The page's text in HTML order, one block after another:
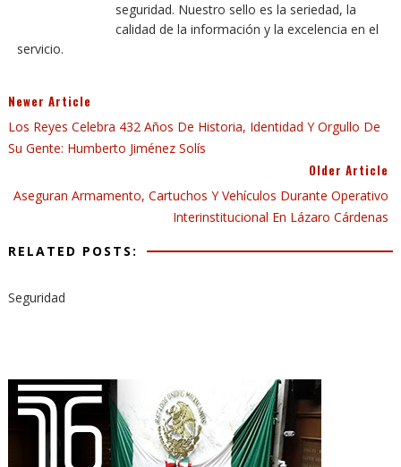
seguridad. Nuestro sello es la seriedad, la
calidad de la información y la excelencia en el
servicio.
Newer Article
Los Reyes Celebra 432 Años De Historia, Identidad Y Orgullo De
Su Gente: Humberto Jiménez Solís
Older Article
Aseguran Armamento, Cartuchos Y Vehículos Durante Operativo
Interinstitucional En Lázaro Cárdenas
RELATED POSTS:
Seguridad